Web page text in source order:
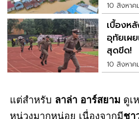
10 สิงหา
เบื้องห
อุทัยเผ
สุดขีด!
10 สิงหา
แต่สำหรับ ลาล่า อาร์สยาม ดูเ
หน่วงมากหน่อย เนื่องจากมีชา